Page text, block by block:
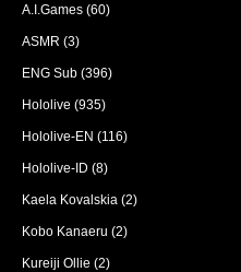
A.I.Games (60)
ASMR (3)
ENG Sub (396)
Hololive (935)
Hololive-EN (116)
Hololive-ID (8)
Kaela Kovalskia (2)
Kobo Kanaeru (2)
Kureiji Ollie (2)